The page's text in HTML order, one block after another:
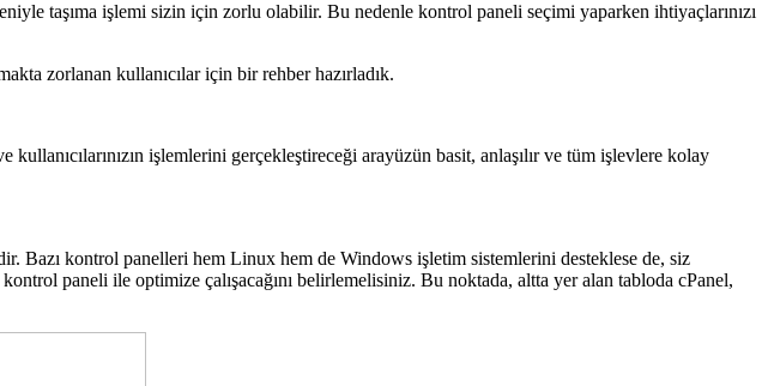
taşıma işlemi sizin için zorlu olabilir. Bu nedenle kontrol paneli seçimi yaparken ihtiyaçlarınızı
zorlanan kullanıcılar için bir rehber hazırladık.
işlemlerini gerçekleştireceği arayüzün basit, anlaşılır ve tüm işlevlere kolay
Bazı kontrol panelleri hem Linux hem de Windows işletim sistemlerini desteklese de, siz
paneli ile optimize çalışacağını belirlemelisiniz. Bu noktada, altta yer alan tabloda cPanel,